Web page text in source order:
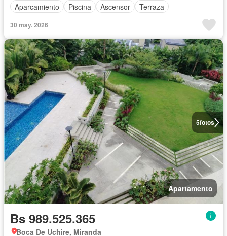
Aparcamiento
Piscina Ascensor Terraza
30 may. 2026
5fotos
Apartamento
Bs 989.525.365
Boca De Uchire, Miranda